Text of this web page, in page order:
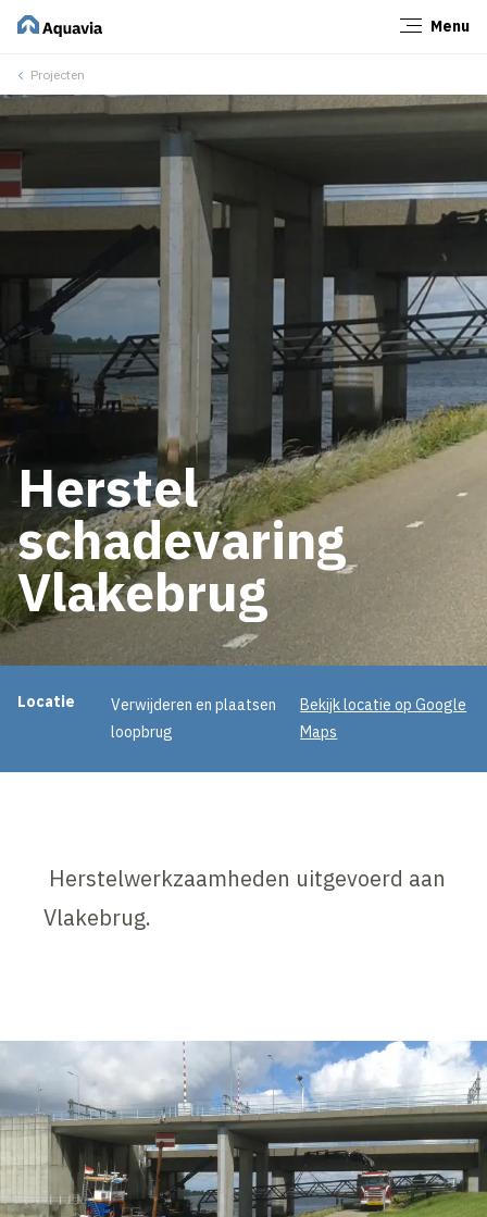
Menu
Projecten
Herstel
schadevaring
Vlakebrug
Projectinformatie
Locatie
Verwijderen en plaatsen
loopbrug
Bekijk locatie op Google
Maps
Herstelwerkzaamheden uitgevoerd aan
Vlakebrug.
Sluiten